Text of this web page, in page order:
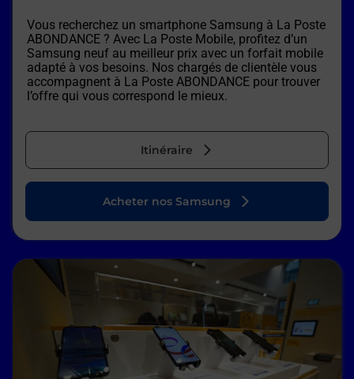
Vous recherchez un smartphone Samsung à La Poste
ABONDANCE ? Avec La Poste Mobile, profitez d’un
Samsung neuf au meilleur prix avec un forfait mobile
adapté à vos besoins. Nos chargés de clientèle vous
accompagnent à La Poste ABONDANCE pour trouver
l’offre qui vous correspond le mieux.
Itinéraire
Acheter nos Samsung